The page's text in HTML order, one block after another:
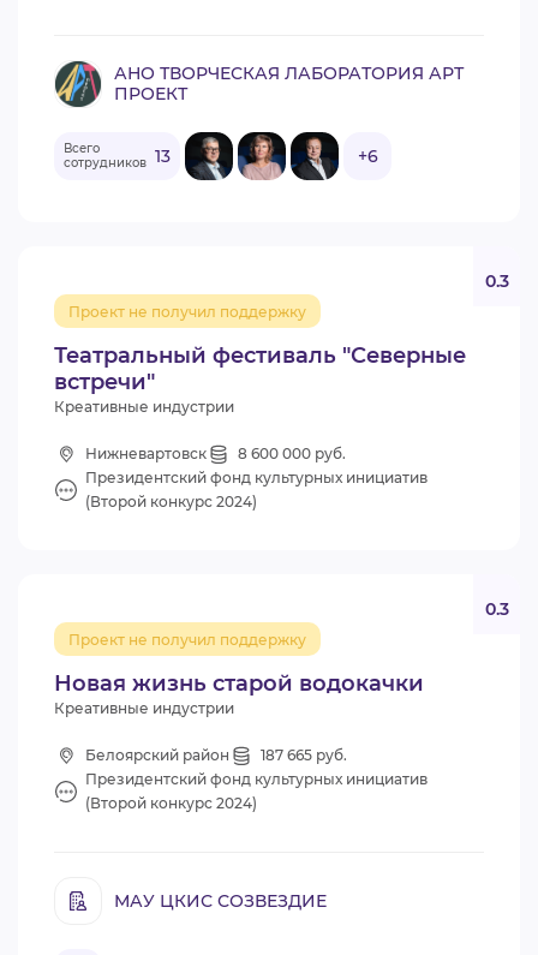
АНО ТВОРЧЕСКАЯ ЛАБОРАТОРИЯ АРТ
ПРОЕКТ
Всего
сотрудников 13 +6
Театральный фестиваль "Северные
встречи"
Проект не получил поддержку
0.3
Креативные индустрии
Нижневартовск
8 600 000 руб.
Президентский фонд культурных инициатив
(Второй конкурс 2024)
Новая жизнь старой водокачки
Проект не получил поддержку
0.3
Креативные индустрии
Белоярский район
187 665 руб.
Президентский фонд культурных инициатив
(Второй конкурс 2024)
МАУ ЦКИС СОЗВЕЗДИЕ